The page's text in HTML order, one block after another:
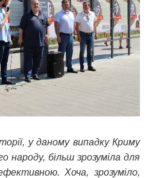
у даному випадку Криму
народу, більш зрозуміла для
Хоча, зрозуміло,